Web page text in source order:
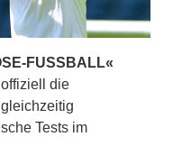
FUSSBALL«
die
Tests im